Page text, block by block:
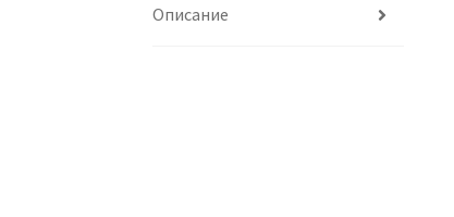
Описание